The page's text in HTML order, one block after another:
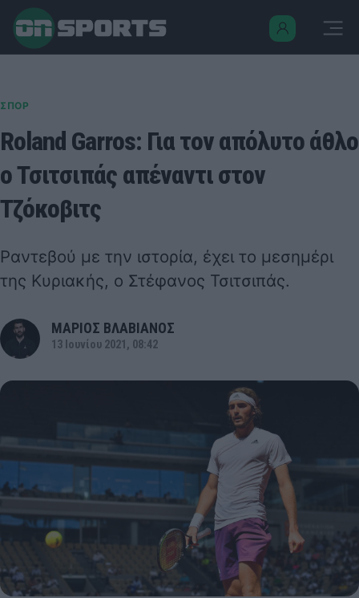
ΣΠΟΡ
Roland Garros: Για τον απόλυτο άθλο
ο Τσιτσιπάς απέναντι στον
Τζόκοβιτς
Ραντεβού με την ιστορία, έχει το μεσημέρι
της Κυριακής, ο Στέφανος Τσιτσιπάς.
ΜΑΡΙΟΣ ΒΛΑΒΙΑΝΟΣ
13 Ιουνίου 2021, 08:42